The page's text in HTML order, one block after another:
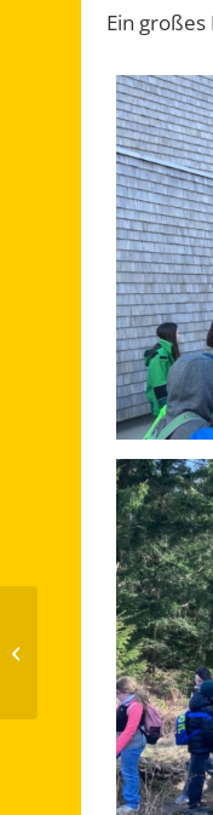
Ein
Sportliche Leistungen
und große Motivation
Sporteingangstest der